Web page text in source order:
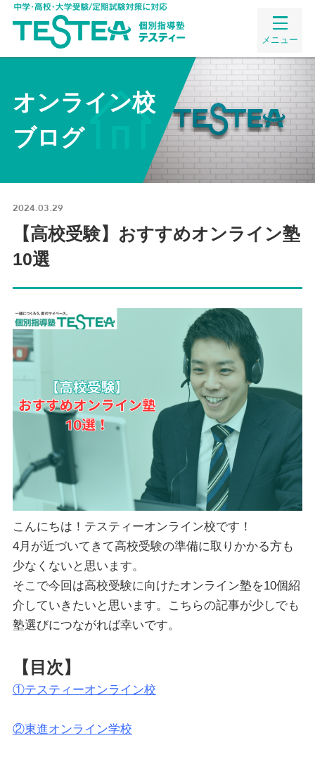
メニュー
オンライン校
ブログ
2024.03.29
【高校受験】おすすめオンライン塾
10選
こんにちは！テスティーオンライン校です！
4月が近づいてきて高校受験の準備に取りかかる方も
少なくないと思います。
そこで今回は高校受験に向けたオンライン塾を10個紹
介していきたいと思います。こちらの記事が少しでも
塾選びにつながれば幸いです。
【目次】
①テスティーオンライン校
②東進オンライン学校